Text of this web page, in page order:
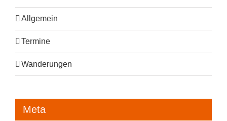
Allgemein
Termine
Wanderungen
Meta